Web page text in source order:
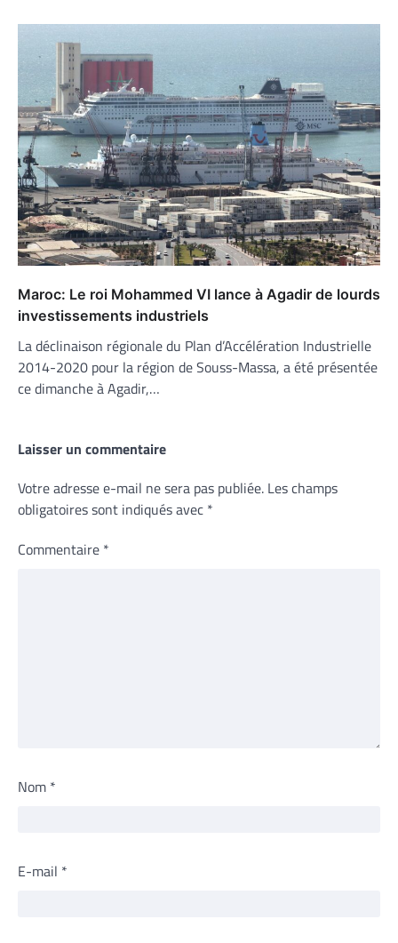
Maroc: Le roi Mohammed VI lance à Agadir de lourds
investissements industriels
La déclinaison régionale du Plan d’Accélération Industrielle
2014-2020 pour la région de Souss-Massa, a été présentée
ce dimanche à Agadir,…
Laisser un commentaire
Votre adresse e-mail ne sera pas publiée. Les champs
obligatoires sont indiqués avec *
Commentaire *
Nom *
E-mail *